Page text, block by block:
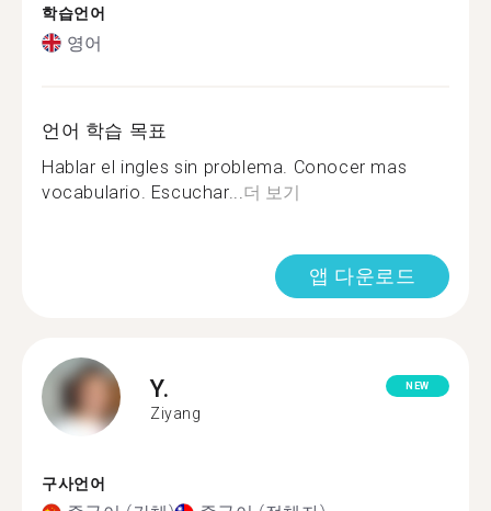
학습언어
영어
언어 학습 목표
Hablar el ingles sin problema. Conocer mas
vocabulario. Escuchar... 더 보기
앱 다운로드
Y.
Ziyang
NEW
구사언어